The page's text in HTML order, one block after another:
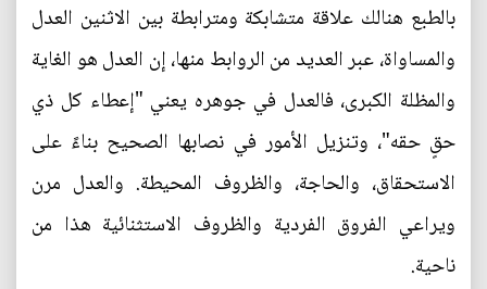
بالطبع هنالك علاقة متشابكة ومترابطة بين الاثنين العدل
والمساواة، عبر العديد من الروابط منها، إن العدل هو الغاية
والمظلة الكبرى، فالعدل في جوهره يعني "إعطاء كل ذي
حقٍ حقه"، وتنزيل الأمور في نصابها الصحيح بناءً على
الاستحقاق، والحاجة، والظروف المحيطة. والعدل مرن
ويراعي الفروق الفردية والظروف الاستثنائية هذا من
ناحية.